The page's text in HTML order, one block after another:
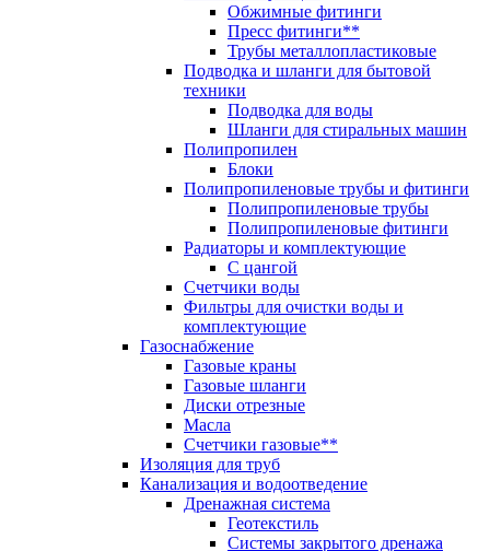
Обжимные фитинги
Пресс фитинги**
Трубы металлопластиковые
Подводка и шланги для бытовой
техники
Подводка для воды
Шланги для стиральных машин
Полипропилен
Блоки
Полипропиленовые трубы и фитинги
Полипропиленовые трубы
Полипропиленовые фитинги
Радиаторы и комплектующие
С цангой
Счетчики воды
Фильтры для очистки воды и
комплектующие
Газоснабжение
Газовые краны
Газовые шланги
Диски отрезные
Масла
Счетчики газовые**
Изоляция для труб
Канализация и водоотведение
Дренажная система
Геотекстиль
Системы закрытого дренажа